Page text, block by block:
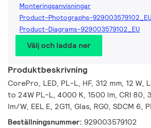
Monteringsanvisningar
Product-Photographs-929003579102_EU
Product-Diagrams-929003579102_EU
Välj och ladda ner
Produktbeskrivning
CorePro, LED, PL-L, HF, 312 mm, 12 W,
to 24W PL-L, 4000 K, 1500 lm, CRI 80,
lm/W, EEL E, 2G11, Glas, RG0, SDCM 6,
Beställningsnummer: 929003579102